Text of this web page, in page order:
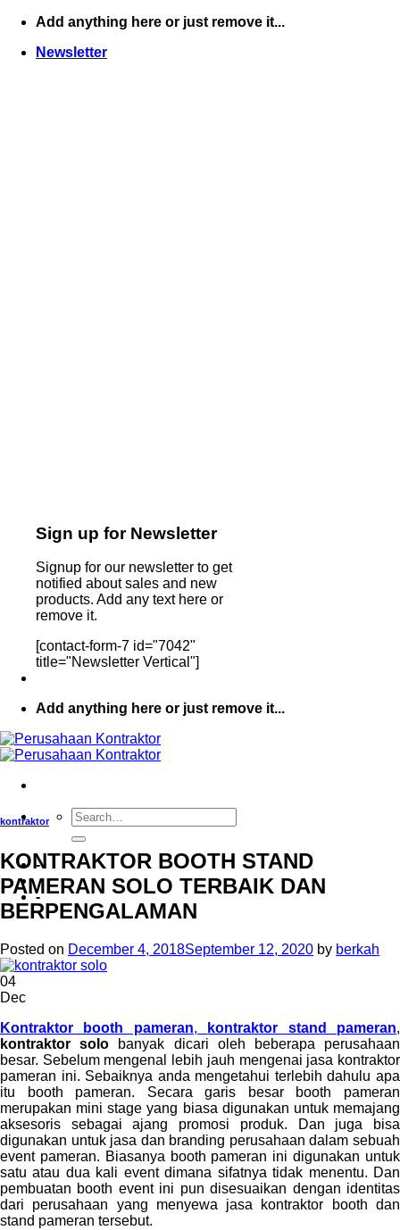
Skip
content
Add anything here or just remove it...
Newsletter
Sign up for Newsletter
Signup for our newsletter to get
notified about sales and new
products. Add any text here or
remove it.
[contact-form-7 id="7042"
title="Newsletter Vertical"]
Add anything here or just remove it...
-
-
kontraktor
KONTRAKTOR BOOTH STAND
PAMERAN SOLO TERBAIK DAN
BERPENGALAMAN
Posted on December 4, 2018September 12, 2020 by berkah
04
Dec
Kontraktor booth pameran, kontraktor stand pameran,
kontraktor solo banyak dicari oleh beberapa perusahaan
besar. Sebelum mengenal lebih jauh mengenai jasa kontraktor
pameran ini. Sebaiknya anda mengetahui terlebih dahulu apa
itu booth pameran. Secara garis besar booth pameran
merupakan mini stage yang biasa digunakan untuk memajang
aksesoris sebagai ajang promosi produk. Dan juga bisa
digunakan untuk jasa dan branding perusahaan dalam sebuah
event pameran. Biasanya booth pameran ini digunakan untuk
satu atau dua kali event dimana sifatnya tidak menentu. Dan
pembuatan booth event ini pun disesuaikan dengan identitas
dari perusahaan yang menyewa jasa kontraktor booth dan
stand pameran tersebut.